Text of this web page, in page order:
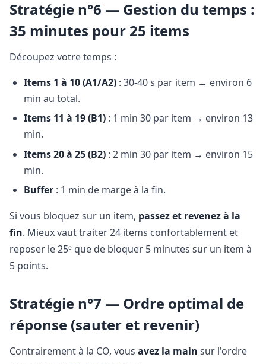
Stratégie n°6 — Gestion du temps :
35 minutes pour 25 items
Découpez votre temps :
Items 1 à 10 (A1/A2) : 30-40 s par item → environ 6
min au total.
Items 11 à 19 (B1) : 1 min 30 par item → environ 13
min.
Items 20 à 25 (B2) : 2 min 30 par item → environ 15
min.
Buffer : 1 min de marge à la fin.
Si vous bloquez sur un item, passez et revenez à la
fin. Mieux vaut traiter 24 items confortablement et
reposer le 25ᵉ que de bloquer 5 minutes sur un item à
5 points.
Stratégie n°7 — Ordre optimal de
réponse (sauter et revenir)
Contrairement à la CO, vous avez la main sur l'ordre